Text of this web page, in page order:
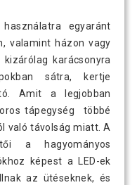
egyaránt
valamint házon vagy
karácsonyra
sátra, kertje
Amit a legjobban
tápegység többé
való távolság miatt. A
a hagyományos
képest a LED-ek
az ütéseknek, és